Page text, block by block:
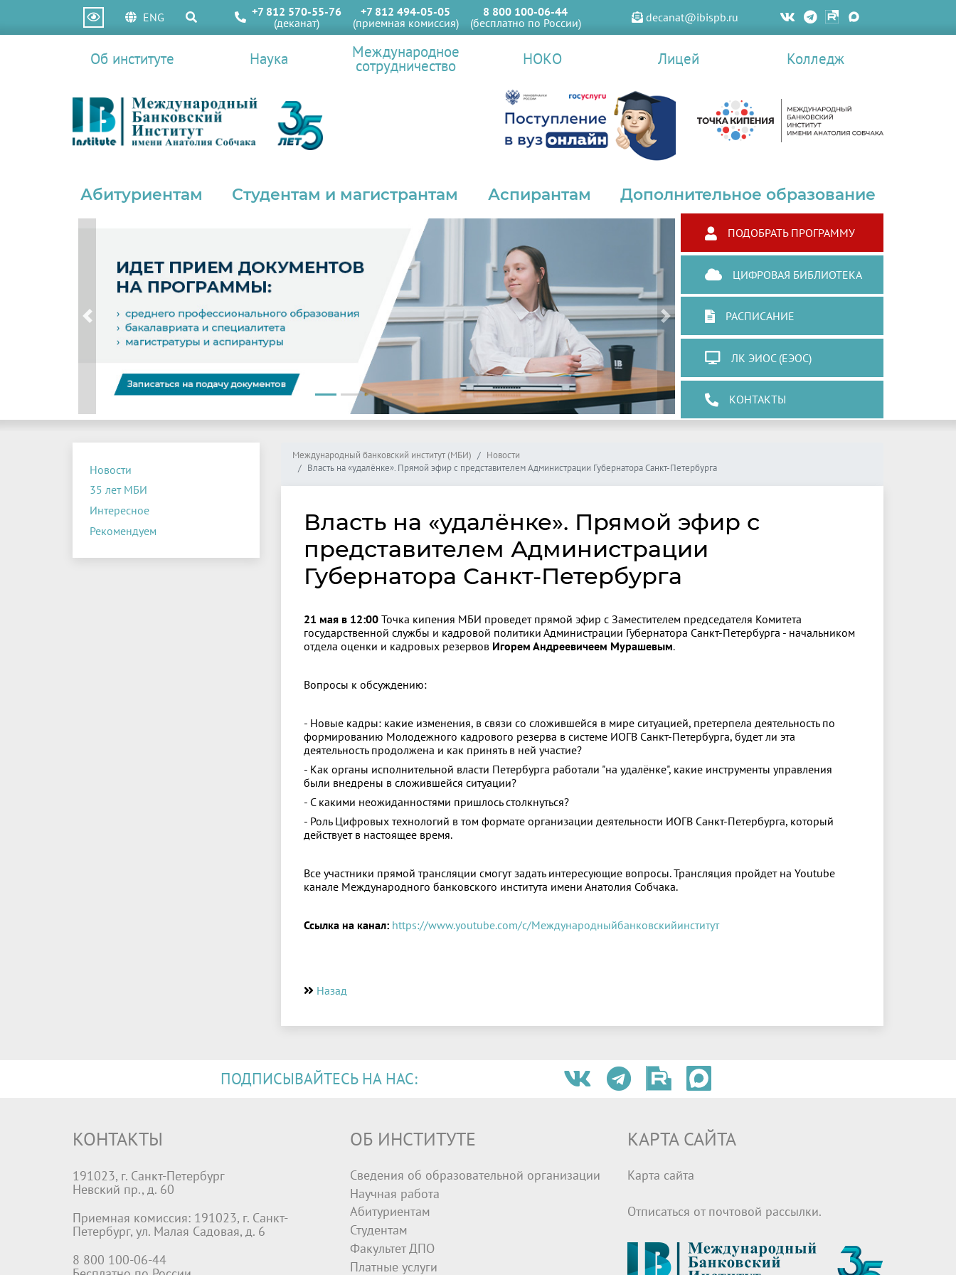
ENG
+7 812 570-55-76
(деканат)
+7 812 494-05-05
(приемная комиссия)
8 800 100-06-44
(бесплатно по России)
decanat@ibispb.ru
Об институте Наука Международное
сотрудничество НОКО Лицей Колледж
Абитуриентам Студентам и магистрантам Аспирантам Дополнительное образование
Previous Next
ПОДОБРАТЬ ПРОГРАММУ
ЦИФРОВАЯ БИБЛИОТЕКА
РАСПИСАНИЕ
ЛК ЭИОС (ЕЭОС)
КОНТАКТЫ
Новости
35 лет МБИ
Интересное
Рекомендуем
Международный банковский институт (МБИ)
Новости
Власть на «удалёнке». Прямой эфир с представителем Администрации Губернатора Санкт-Петербурга
Власть на «удалёнке». Прямой эфир с
представителем Администрации
Губернатора Санкт-Петербурга
21 мая в 12:00Точка кипения МБИ проведет прямой эфир с Заместителем председателя Комитета
государственной службы и кадровой политики Администрации Губернатора Санкт-Петербурга - начальником
отдела оценки и кадровых резервов Игорем Андреевичеем Мурашевым.
Вопросы к обсуждению:
- Новые кадры: какие изменения, в связи со сложившейся в мире ситуацией, претерпела деятельность по
формированию Молодежного кадрового резерва в системе ИОГВ Санкт-Петербурга, будет ли эта
деятельность продолжена и как принять в ней участие?
- Как органы исполнительной власти Петербурга работали "на удалёнке", какие инструменты управления
были внедрены в сложившейся ситуации?
- С какими неожиданностями пришлось столкнуться?
- Роль Цифровых технологий в том формате организации деятельности ИОГВ Санкт-Петербурга, который
действует в настоящее время.
Все участники прямой трансляции смогут задать интересующие вопросы. Трансляция пройдет на Youtube
канале Международного банковского института имени Анатолия Собчака.
Ссылка на канал: https://www.youtube.com/c/Международныйбанковскийинститут
Назад
ПОДПИСЫВАЙТЕСЬ НА НАС:
КОНТАКТЫ
191023, г. Санкт-Петербург
Невский пр., д. 60
Приемная комиссия: 191023, г. Санкт-
Петербург, ул. Малая Садовая, д. 6
8 800 100-06-44
ОБ ИНСТИТУТЕ
Сведения об образовательной организации
Научная работа
Абитуриентам
Студентам
Факультет ДПО
Платные услуги
КАРТА САЙТА
Карта сайта
Отписаться от почтовой рассылки.